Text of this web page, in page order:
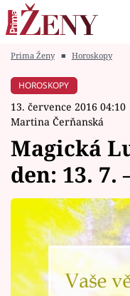
Módní alarm
Témata
Celebrity
Vztahy
Seriály
Prima Ženy ■ Horoskopy
HOROSKOPY
13. července 2016 04:10
Martina Čerňanská
Magická
den: 13. 7.